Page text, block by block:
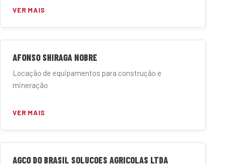
VER MAIS
AFONSO SHIRAGA NOBRE
Locação de equipamentos para construção e
mineração
VER MAIS
AGCO DO BRASIL SOLUCOES AGRICOLAS LTDA